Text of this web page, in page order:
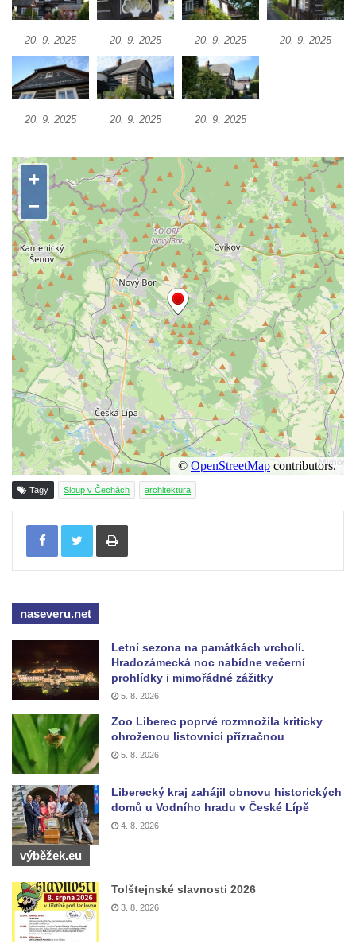
Dům čp. 104/9 na Lužickém náměstí v
Rumburku
Dům čp. 99/4 na Lužickém náměstí v
Rumburku (tiskárna Heinricha Pfeifera)
Josef Meisel jun., tkalcovna a barevna u
Dolního Podluží
Mattoniho továrna v lázních Kyselka
Dům Stallburg v lázních Kyselka
Vilemínka (Vilemínin dvůr) v lázních
Kyselka
Švýcarský dvůr v lázních Kyselka
Jindřichův dvůr v lázních Kyselka
Altán v lázních Kyselka
Mattoniho vila v lázních Kyselka
Bývalý Štichlův Mlýn u Andělské Hory
Bývalý Hotel Central v Bečově nad Teplou
Dům čp. 254 v Krásné Lípě (kavárna u
Frinda)
Wolfrumova vila v Ústí nad Labem
Hotel Vladimir v Ústí nad Labem
Labem (bývalá Obecná a měšťanská škola)
Torzo střeleckého sloupu ve Chřibské
Budova ZŠ a MŠ Tadeáše Haenkeho
Chřibská čp. 280
Dům čp. 175 ve Chřibské
Dům čp. 30 ve Chřibské
Dům čp. 182 ve Chřibské
Dům čp. 10 ve Chřibské
Budova základní školy v Lužci nad Vltavou
Dům čp. 11 v Hrobčicích
Budova stáčírny Bílina-Kyselka
Rodný dům Josefa Hory v Dobříni
Královská mincovna v Jáchymově
Chudobinec Franze Preidla v České
Kamenici
20. 9. 2025 20. 9. 2025 20. 9. 2025 20. 9. 2025
20. 9. 2025 20. 9. 2025 20. 9. 2025
Tagy Sloup v Čechách architektura
Tisknout
naseveru.net
Letní sezona na památkách vrcholí.
Hradozámecká noc nabídne večerní
prohlídky i mimořádné zážitky
5. 8. 2026
Zoo Liberec poprvé rozmnožila kriticky
ohroženou listovnici přízračnou
5. 8. 2026
Liberecký kraj zahájil obnovu historických
domů u Vodního hradu v České Lípě
4. 8. 2026
výběžek.eu
Tolštejnské slavnosti 2026
3. 8. 2026